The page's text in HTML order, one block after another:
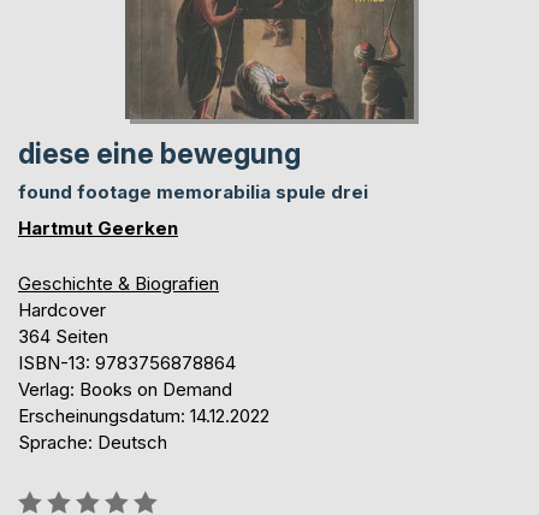
diese eine bewegung
found footage memorabilia spule drei
Hartmut Geerken
Geschichte & Biografien
Hardcover
364 Seiten
ISBN-13: 9783756878864
Verlag: Books on Demand
Erscheinungsdatum: 14.12.2022
Sprache: Deutsch
Bewertung::